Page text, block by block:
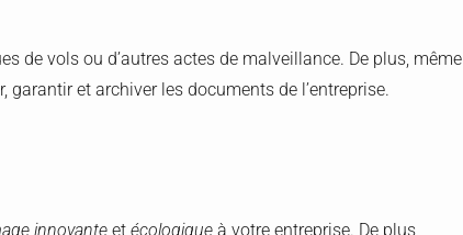
de vols ou d’autres actes de malveillance. De plus, même
garantir et archiver les documents de l’entreprise.
innovante etécologique à votre entreprise. De plus,